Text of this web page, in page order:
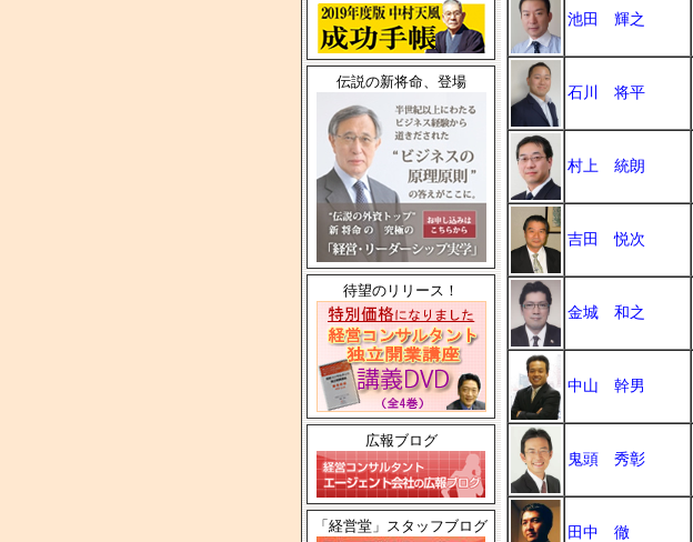
伝説の新将命、登場
待望のリリース！
広報ブログ
「経営堂」スタッフブログ
池田 輝之
石川 将平
村上 統朗
吉田 悦次
金城 和之
中山 幹男
鬼頭 秀彰
田中 徹